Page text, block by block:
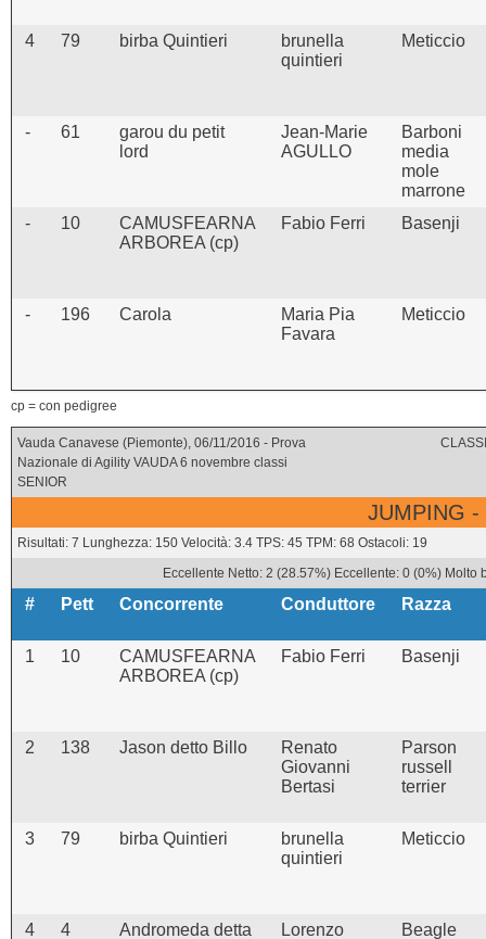
4 79 birba Quintieri
brunella
quintieri
Meticcio
- 61
garou du petit
lord
Jean-Marie
AGULLO
Barboni
media
mole
marrone
-
10
CAMUSFEARNA
ARBOREA (cp)
Fabio Ferri Basenji
- 196 Carola
Maria Pia
Favara
Meticcio
cp = con pedigree
Vauda Canavese (Piemonte), 06/11/2016 - Prova
Nazionale di Agility VAUDA 6 novembre classi
SENIOR
JUMPING -
Risultati: 7 Lunghezza: 150 Velocità: 3.4 TPS: 45 TPM: 68 Ostacoli: 19
Eccellente Netto: 2 (28.57%) Eccellente: 0 (0%)
# Pett Concorrente Conduttore Razza
1 10
CAMUSFEARNA
ARBOREA (cp)
Fabio Ferri Basenji
2 138 Jason detto Billo
Renato
Giovanni
Bertasi
Parson
russell
terrier
3 79 birba Quintieri
brunella
quintieri
Meticcio
4 4
Andromeda detta
Lorenzo
Beagle